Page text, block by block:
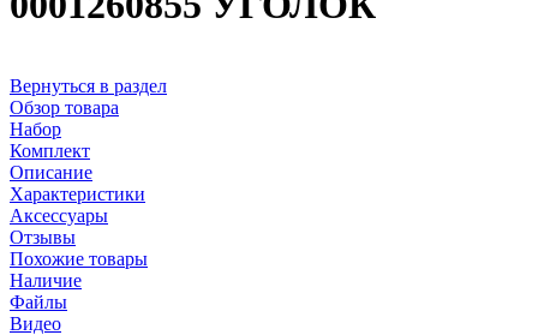
Вернуться в раздел
Обзор товара
Набор
Комплект
Описание
Характеристики
Аксессуары
Отзывы
Похожие товары
Наличие
Файлы
Видео